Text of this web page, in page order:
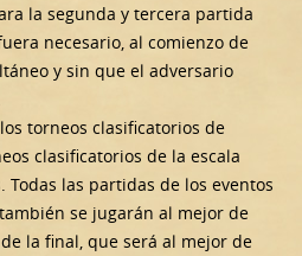
la segunda y tercera partida
necesario, al comienzo de
y sin que el adversario
torneos clasificatorios de
clasificatorios de la escala
Todas las partidas de los eventos
se jugarán al mejor de
la final, que será al mejor de